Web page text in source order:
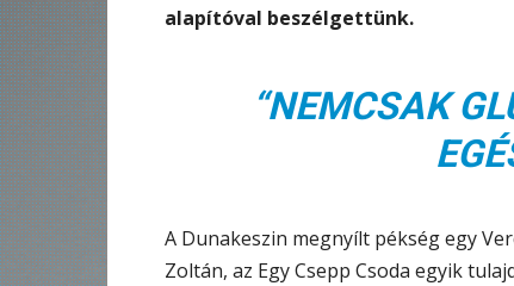
alapítóval beszélgettünk.
“NEMCSAK
A Dunakeszin megnyílt pékség egy
Zoltán, az Egy Csepp Csoda egyik